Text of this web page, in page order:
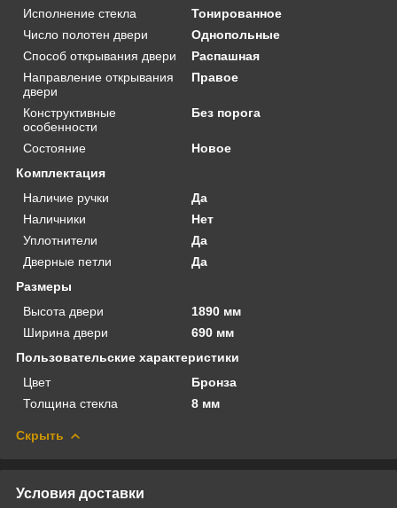
Исполнение стекла
Тонированное
Число полотен двери
Однопольные
Способ открывания двери
Распашная
Направление открывания
двери
Правое
Конструктивные
особенности
Без порога
Состояние
Новое
Комплектация
Наличие ручки
Да
Наличники
Нет
Уплотнители
Да
Дверные петли
Да
Размеры
Высота двери
1890 мм
Ширина двери
690 мм
Пользовательские характеристики
Цвет
Бронза
Толщина стекла
8 мм
Скрыть
Условия доставки